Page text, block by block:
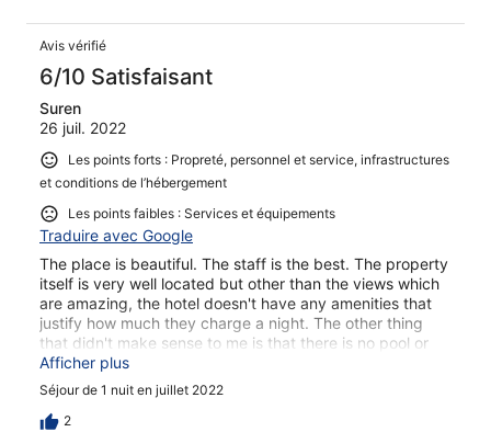
favor and stay here; you will NOT regret it one bit. One of
the best experiences of my life to date, even with the
wind.
Avis vérifié
6/10 Satisfaisant
Suren
26 juil. 2022
Les points forts : Propreté, personnel et service, infrastructures
et conditions de l’hébergement
Les points faibles : Services et équipements
Traduire avec Google
The place is beautiful. The staff is the best. The property
itself is very well located but other than the views which
are amazing, the hotel doesn't have any amenities that
justify how much they charge a night. The other thing
that didn't make sense to me is that there is no pool or
beach access. If you want, you can pay $50 per person
and they will take you to their other hotel 3km away. Do
they really need to charge for that, just included in the
price per night, that would have made more sense to me.
Afficher plus
Séjour de 1 nuit en juillet 2022
2